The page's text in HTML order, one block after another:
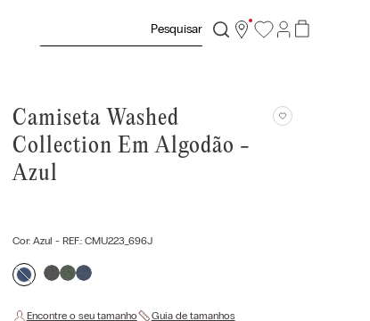
Camiseta Washed
Collection Em Algodão -
Azul
Cor: Azul - REF.: CMU223_696J